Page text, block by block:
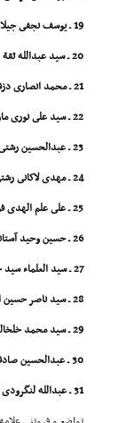
19 ـ یوسف نجفى جیلانى (م1368ق)
20 ـ سید عبدالله ثقة الاسلام اصفهانى
21 ـ محمد انصارى دزفولى
22 ـ سید على نورى مازندرانى
23 ـ عبدالحسین رشتى (م1373ق)
24 ـ مهدى لاکانى رشتى
25 ـ على علم الهدى فومنى
26 ـ حسین وحید آستانه
27 ـ سید العلماء سید حسین لکنهوئى
28 ـ سید ناصر حسین ابن میرحامد حسین
29 ـ سید محمد خلخالى
30 ـ عبدالحسین صادقى لاهیجى (رئیس العلماء) (م1370ق)
31 ـ عبدالله لنگرودى (م1371ق)